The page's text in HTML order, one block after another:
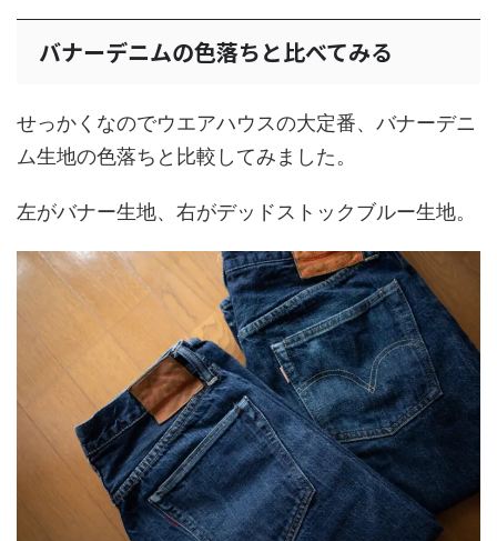
バナーデニムの色落ちと比べてみる
せっかくなのでウエアハウスの大定番、バナーデニ
ム生地の色落ちと比較してみました。
左がバナー生地、右がデッドストックブルー生地。